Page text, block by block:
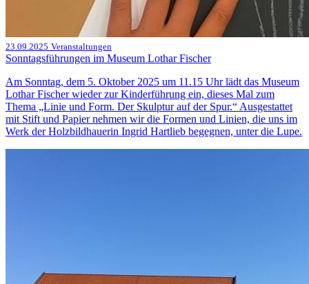
23.09.2025 Veranstaltungen
Sonntagsführungen im Museum Lothar Fischer
Am Sonntag, dem 5. Oktober 2025 um 11.15 Uhr lädt das Museum
Lothar Fischer wieder zur Kinderführung ein, dieses Mal zum
Thema „Linie und Form. Der Skulptur auf der Spur.“ Ausgestattet
mit Stift und Papier nehmen wir die Formen und Linien, die uns im
Werk der Holzbildhauerin Ingrid Hartlieb begegnen, unter die Lupe.